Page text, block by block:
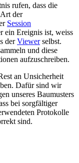
rufen, dass die
der
Session
ein Ereignis ist, weiss
derViewerselbst.
und diese
aufzuschreiben.
an Unsicherheit
Dafür sind wir
unseres Baumusters
bei sorgfältiger
Protokolle
sind.